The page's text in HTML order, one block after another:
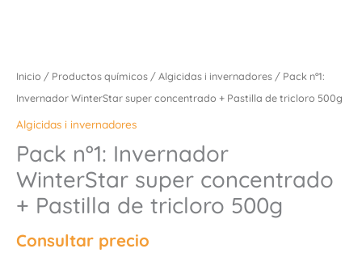
Inicio / Productos químicos /Algicidas i invernadores / Pack nº1:
Invernador WinterStar super concentrado + Pastilla de tricloro 500g
Algicidas i invernadores
Pack nº1: Invernador
WinterStar super concentrado
+ Pastilla de tricloro 500g
Consultar precio